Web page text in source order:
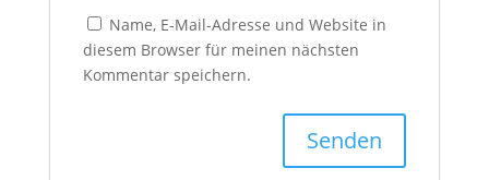
Name, E-Mail-Adresse und Website in
diesem Browser für meinen nächsten
Kommentar speichern.